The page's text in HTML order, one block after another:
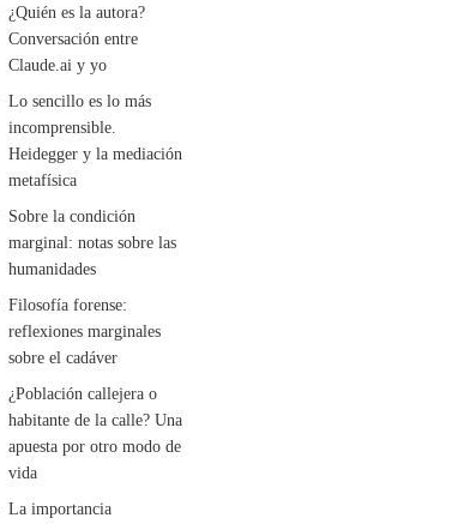
¿Quién es la autora?
Conversación entre
Claude.ai y yo
Lo sencillo es lo más
incomprensible.
Heidegger y la mediación
metafísica
Sobre la condición
marginal: notas sobre las
humanidades
Filosofía forense:
reflexiones marginales
sobre el cadáver
¿Población callejera o
habitante de la calle? Una
apuesta por otro modo de
vida
La importancia